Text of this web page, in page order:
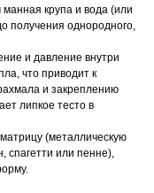
манная крупа и вода (или
получения однородного,
и давление внутри
что приводит к
и закреплению
липкое тесто в
(металлическую
спагетти или пенне),